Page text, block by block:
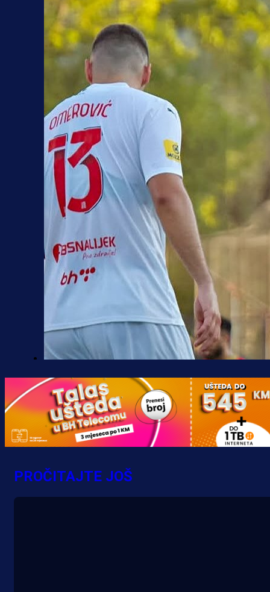
Borac do pobjede, ali scene iz
Banje Luke zgrozile javnost:
zbog skandiranja Ratku Mladiću!
PROČITAJTE JOŠ